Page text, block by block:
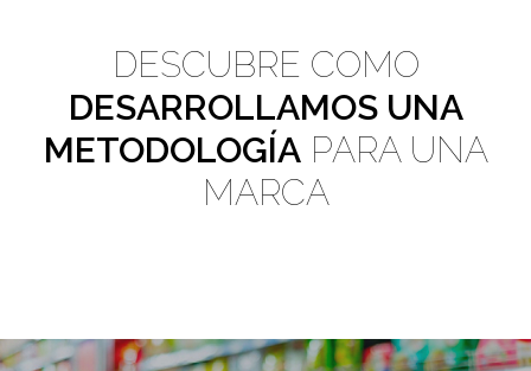
DESCUBRE COMO
DESARROLLAMOS UNA
METODOLOGÍAPARA UNA
MARCA